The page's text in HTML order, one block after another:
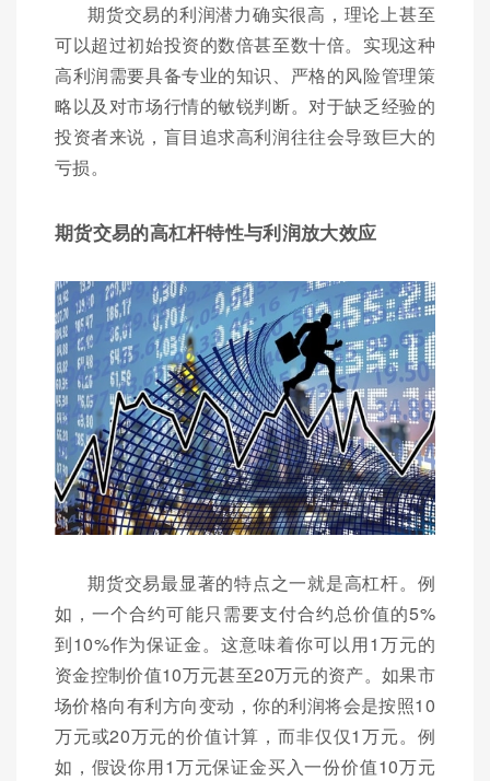
期货交易的利润潜力确实很高，理论上甚至
可以超过初始投资的数倍甚至数十倍。实现这种
高利润需要具备专业的知识、严格的风险管理策
略以及对市场行情的敏锐判断。对于缺乏经验的
投资者来说，盲目追求高利润往往会导致巨大的
亏损。
期货交易的高杠杆特性与利润放大效应
期货交易最显著的特点之一就是高杠杆。例
如，一个合约可能只需要支付合约总价值的5%
到10%作为保证金。这意味着你可以用1万元的
资金控制价值10万元甚至20万元的资产。如果市
场价格向有利方向变动，你的利润将会是按照10
万元或20万元的价值计算，而非仅仅1万元。例
如，假设你用1万元保证金买入一份价值10万元